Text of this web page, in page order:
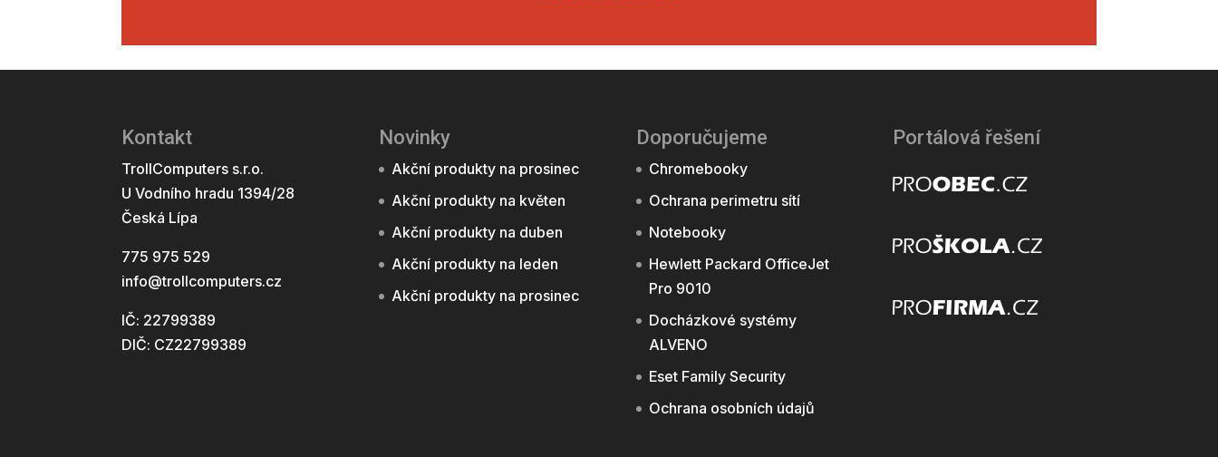
Kontakt
TrollComputers s.r.o.
U Vodního hradu 1394/28
Česká Lípa
775 975 529
info@trollcomputers.cz
IČ: 22799389
DIČ: CZ22799389
Novinky
Akční produkty na prosinec
Akční produkty na květen
Akční produkty na duben
Akční produkty na leden
Akční produkty na prosinec
Doporučujeme
Chromebooky
Ochrana perimetru sítí
Notebooky
Hewlett Packard OfficeJet
Pro 9010
Docházkové systémy
ALVENO
Eset Family Security
Ochrana osobních údajů
Portálová řešení